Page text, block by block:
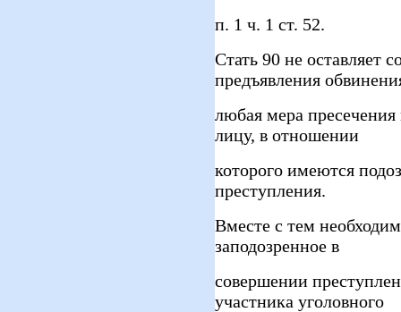
п. 1 ч. 1 ст. 52.
Стать 90 не оставляет
предъявления
любая мера
лицу, в отношении
которого имеются
преступления.
Вместе с тем
заподозренное в
совершении
участника уголовного